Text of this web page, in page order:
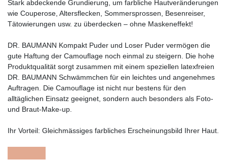
Stark abdeckende Grundierung, um farbliche Hautveränderungen
wie Couperose, Altersflecken, Sommersprossen, Besenreiser,
Tätowierungen usw. zu überdecken – ohne Maskeneffekt!
DR. BAUMANN Kompakt Puder und Loser Puder vermögen die
gute Haftung der Camouflage noch einmal zu steigern. Die hohe
Produktqualität sorgt zusammen mit einem speziellen latexfreien
DR. BAUMANN Schwämmchen für ein leichtes und angenehmes
Auftragen. Die Camouflage ist nicht nur bestens für den
alltäglichen Einsatz geeignet, sondern auch besonders als Foto-
und Braut-Make-up.
Ihr Vorteil: Gleichmässiges farbliches Erscheinungsbild Ihrer Haut.